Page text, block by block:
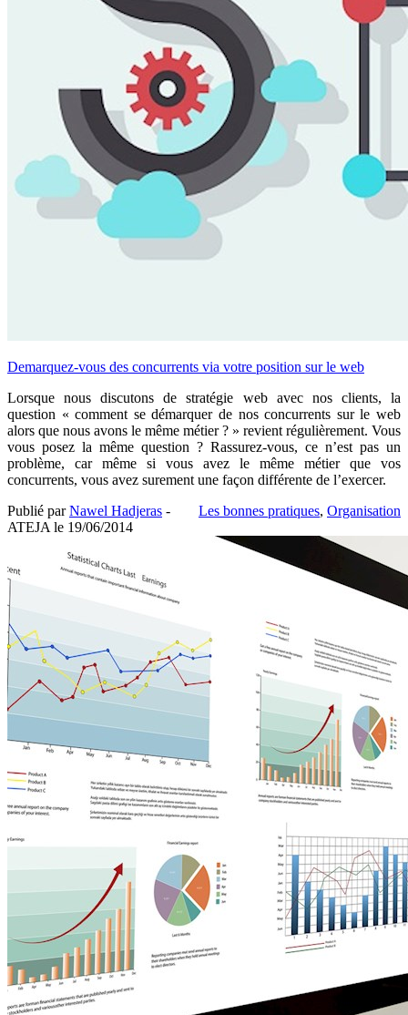
Demarquez-vous des concurrents via votre position sur le web
Lorsque nous discutons de stratégie web avec nos clients, la
question « comment se démarquer de nos concurrents sur le web
alors que nous avons le même métier ? » revient régulièrement. Vous
vous posez la même question ? Rassurez-vous, ce n’est pas un
problème, car même si vous avez le même métier que vos
concurrents, vous avez surement une façon différente de l’exercer.
Les bonnes pratiques, Organisation
Publié parNawel Hadjeras -
ATEJA le 19/06/2014